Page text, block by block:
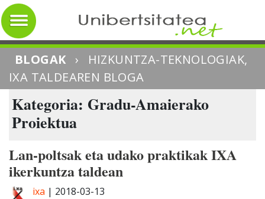
BLOGAK ›
HIZKUNTZA-TEKNOLOGIAK,
IXA TALDEAREN BLOGA
Kategoria: Gradu-Amaierako
Proiektua
Lan-poltsak eta udako praktikak IXA
ikerkuntza taldean
ixa | 2018-03-13